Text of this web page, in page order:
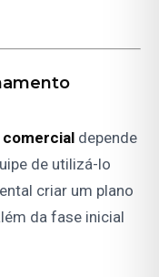
depende
de utilizá-lo
criar um plano
da fase inicial